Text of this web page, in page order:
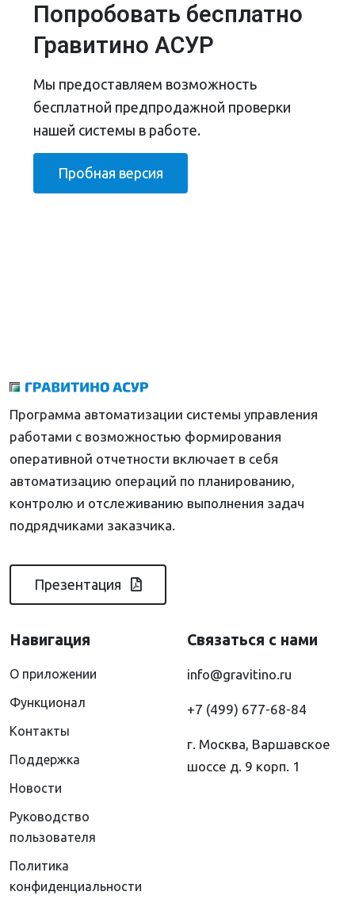
Попробовать бесплатно
Гравитино АСУР
Мы предоставляем возможность
бесплатной предпродажной проверки
нашей системы в работе.
Пробная версия
Программа автоматизации системы управления
работами с возможностью формирования
оперативной отчетности включает в себя
автоматизацию операций по планированию,
контролю и отслеживанию выполнения задач
подрядчиками заказчика.
Презентация
Навигация
О приложении
Функционал
Контакты
Поддержка
Новости
Руководство
пользователя
Политика
конфиденциальности
Связаться с нами
info@gravitino.ru
+7 (499) 677-68-84
г. Москва, Варшавское
шоссе д. 9 корп. 1